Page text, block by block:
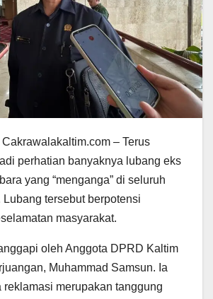
– Terus
perhatian banyaknya lubang eks
yang “menganga” di seluruh
tersebut berpotensi
masyarakat.
oleh Anggota DPRD Kaltim
Muhammad Samsun. Ia
reklamasi merupakan tanggung